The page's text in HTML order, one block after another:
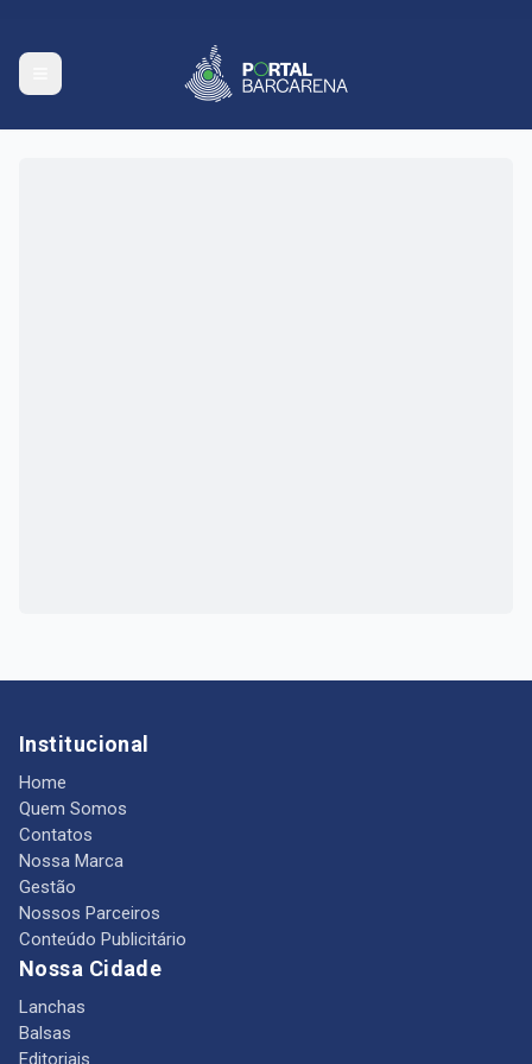
Institucional
Home
Quem Somos
Contatos
Nossa Marca
Gestão
Nossos Parceiros
Conteúdo Publicitário
Nossa Cidade
Lanchas
Balsas
Editoriais